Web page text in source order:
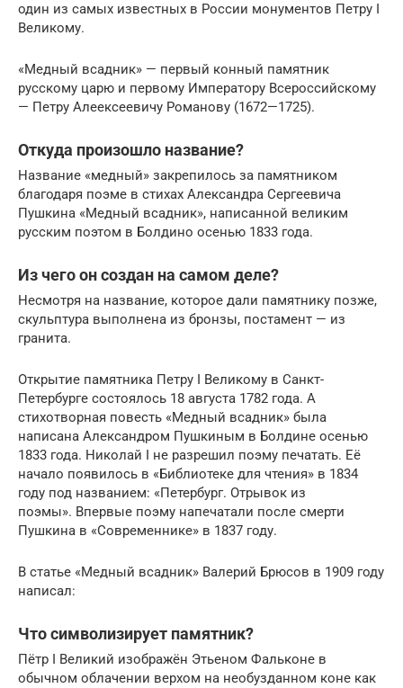
один из самых известных в России монументов Петру I
Великому.
«Медный всадник» — первый конный памятник
русскому царю и первому Императору Всероссийскому
— Петру Алеексеевичу Романову (1672—1725).
Откуда произошло название?
Название «медный» закрепилось за памятником
благодаря поэме в стихах Александра Сергеевича
Пушкина «Медный всадник», написанной великим
русским поэтом в Болдино осенью 1833 года.
Из чего он создан на самом деле?
Несмотря на название, которое дали памятнику позже,
скульптура выполнена из бронзы, постамент — из
гранита.
Открытие памятника Петру I Великому в Санкт-
Петербурге состоялось 18 августа 1782 года. А
стихотворная повесть «Медный всадник» была
написана Александром Пушкиным в Болдине осенью
1833 года. Николай I не разрешил поэму печатать. Её
начало появилось в «Библиотеке для чтения» в 1834
году под названием: «Петербург. Отрывок из
поэмы». Впервые поэму напечатали после смерти
Пушкина в «Современнике» в 1837 году.
В статье «Медный всадник» Валерий Брюсов в 1909 году
написал:
Что символизирует памятник?
Пётр I Великий изображён Этьеном Фальконе в
обычном облачении верхом на необузданном коне как